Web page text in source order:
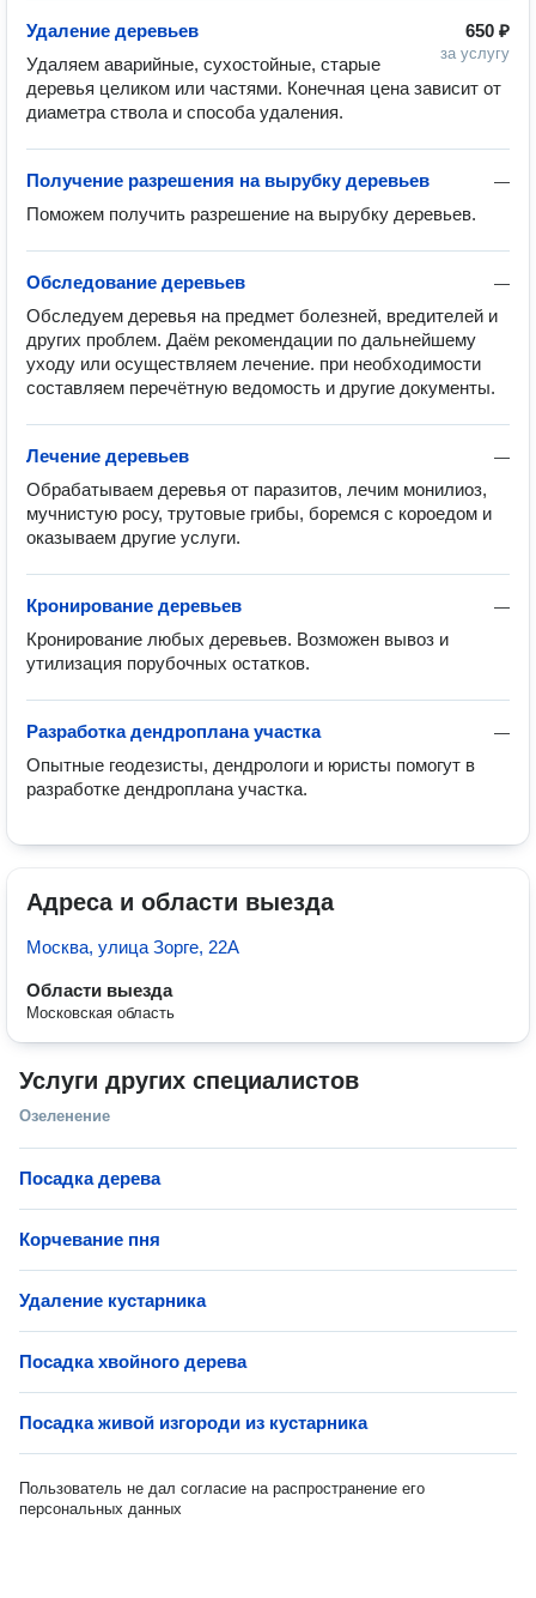
650 ₽
за услугу
Удаление деревьев
Удаляем аварийные, сухостойные, старые
деревья целиком или частями. Конечная цена зависит от
диаметра ствола и способа удаления.
—
Получение разрешения на вырубку деревьев
Поможем получить разрешение на вырубку деревьев.
—
Обследование деревьев
Обследуем деревья на предмет болезней, вредителей и
других проблем. Даём рекомендации по дальнейшему
уходу или осуществляем лечение. при необходимости
составляем перечётную ведомость и другие документы.
—
Лечение деревьев
Обрабатываем деревья от паразитов, лечим монилиоз,
мучнистую росу, трутовые грибы, боремся с короедом и
оказываем другие услуги.
—
Кронирование деревьев
Кронирование любых деревьев. Возможен вывоз и
утилизация порубочных остатков.
—
Разработка дендроплана участка
Опытные геодезисты, дендрологи и юристы помогут в
разработке дендроплана участка.
Адреса и области выезда
Москва, улица Зорге, 22А
Области выезда
Московская область
Услуги других специалистов
Озеленение
Посадка дерева
Корчевание пня
Удаление кустарника
Посадка хвойного дерева
Посадка живой изгороди из кустарника
Пользователь не дал согласие на распространение его
персональных данных